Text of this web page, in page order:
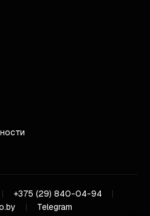
| +375 (29) 840-04-94
|
| Telegram